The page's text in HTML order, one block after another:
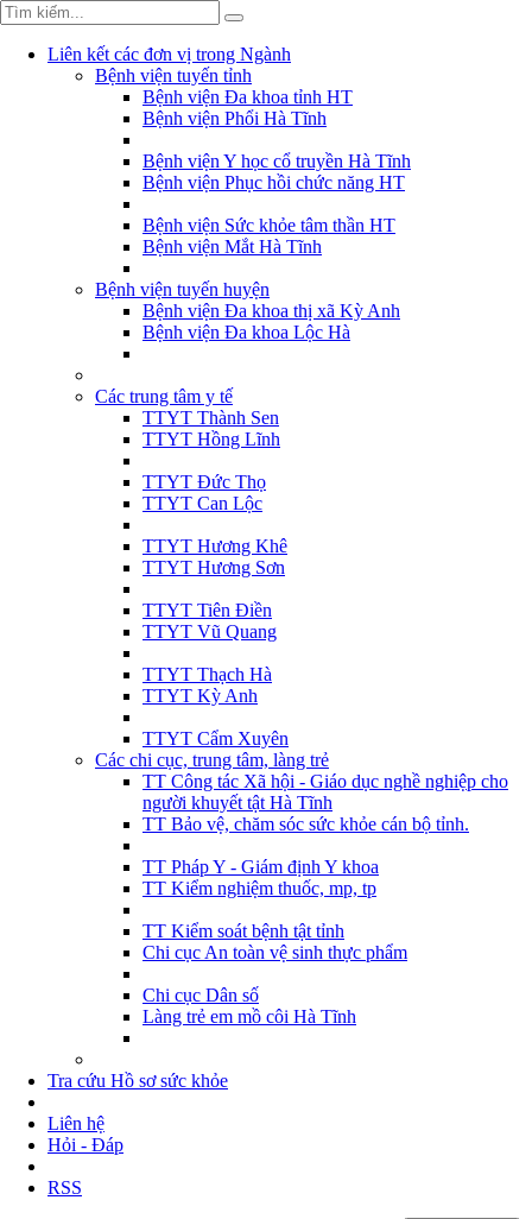
Liên kết các đơn vị trong Ngành
Bệnh viện tuyến tỉnh
Bệnh viện Đa khoa tỉnh HT
Bệnh viện Phổi Hà Tĩnh
Bệnh viện Y học cổ truyền Hà Tĩnh
Bệnh viện Phục hồi chức năng HT
Bệnh viện Sức khỏe tâm thần HT
Bệnh viện Mắt Hà Tĩnh
Bệnh viện tuyến huyện
Bệnh viện Đa khoa thị xã Kỳ Anh
Bệnh viện Đa khoa Lộc Hà
Các trung tâm y tế
TTYT Thành Sen
TTYT Hồng Lĩnh
TTYT Đức Thọ
TTYT Can Lộc
TTYT Hương Khê
TTYT Hương Sơn
TTYT Tiên Điền
TTYT Vũ Quang
TTYT Thạch Hà
TTYT Kỳ Anh
TTYT Cẩm Xuyên
Các chi cục, trung tâm, làng trẻ
TT Công tác Xã hội - Giáo dục nghề nghiệp cho
người khuyết tật Hà Tĩnh
TT Bảo vệ, chăm sóc sức khỏe cán bộ tỉnh.
TT Pháp Y - Giám định Y khoa
TT Kiểm nghiệm thuốc, mp, tp
TT Kiểm soát bệnh tật tỉnh
Chi cục An toàn vệ sinh thực phẩm
Chi cục Dân số
Làng trẻ em mồ côi Hà Tĩnh
Tra cứu Hồ sơ sức khỏe
Liên hệ
Hỏi - Đáp
RSS